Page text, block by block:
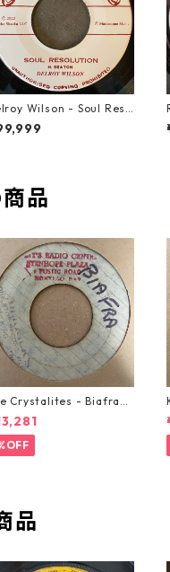
Wilson - Soul Reso
【7-21935】
品
Crystalites - Biafra
21293】
品